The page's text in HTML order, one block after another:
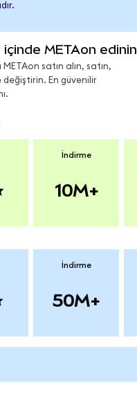
METAon edinin
satın alın, satın,
değiştirin. En güvenilir
İndirme
10M+
İndirme
50M+